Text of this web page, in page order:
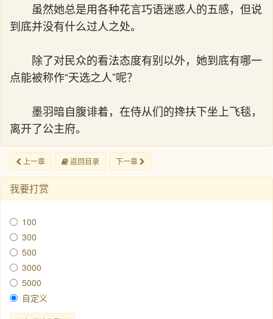
虽然她总是用各种花言巧语迷惑人的五感，但说
到底并没有什么过人之处。
除了对民众的看法态度有别以外，她到底有哪一
点能被称作“天选之人”呢？
墨羽暗自腹诽着，在侍从们的搀扶下坐上飞毯，
离开了公主府。
上一章 返回目录 下一章
我要打赏
100
300
500
3000
5000
自定义